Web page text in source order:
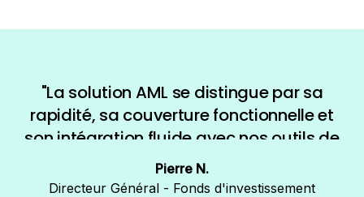
"La solution AML se distingue par sa
rapidité, sa couverture fonctionnelle et
son intégration fluide avec nos outils de
référence. Sa flexibilité nous permet
d’accompagner sereinement l’évolution
Pierre N.
Directeur Général - Fonds d'investissement